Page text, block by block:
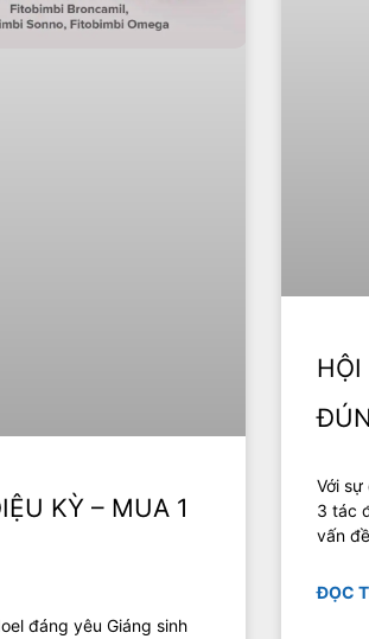
KỲ – MUA 1
đáng yêu Giáng sinh
HỘI
Với
3 tác
vấn
ĐỌC